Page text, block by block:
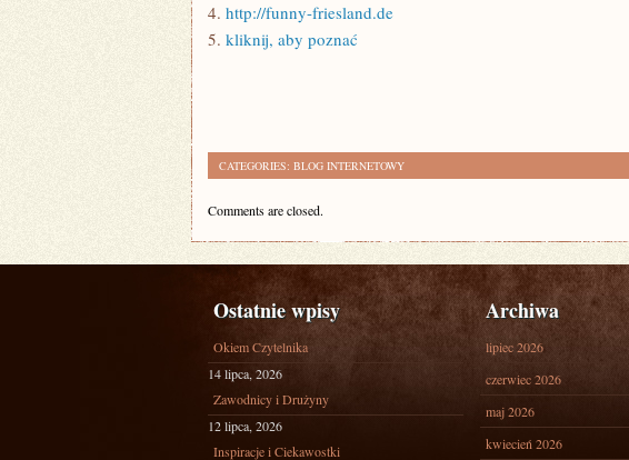
4. http://funny-friesland.de
5. kliknij, aby poznać
CATEGORIES: BLOG INTERNETOWY
Comments are closed.
Ostatnie wpisy
Okiem Czytelnika
14 lipca, 2026
Zawodnicy i Drużyny
12 lipca, 2026
Inspiracje i Ciekawostki
Archiwa
lipiec 2026
czerwiec 2026
maj 2026
kwiecień 2026